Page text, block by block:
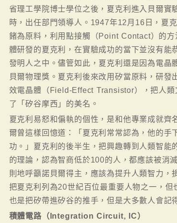
省理工學院博士學位之後，夏克利進入貝爾實
時，出任部門領導人。1947年12月16日，夏
鍺為原料，利用點接觸（Point Contact）的
體研發的夏克利，在實驗成功的當下並沒有
發明人之中。儘管如此，夏克利還是因為電
貝爾物理獎。夏克利後來改用矽當原料，研
效電晶體（Field-Effect Transistor），把人
了「矽谷摩西」的美名。
夏克利易怒和偏執的個性，是和他專業成就
爾曾這樣回憶道：「夏克利常常認為，他的
功。」夏克利的後半生，把興趣轉到人類智能
的理論，認為智商低於100的人，都應該被消
則地呼籲諾貝爾得主，應該為提升人類智力
把夏克利列為20世紀百位最重要人物之一，但
也是把矽帶進矽谷的推手，但是大多數人會記
積體電路（Integration Circuit, IC）